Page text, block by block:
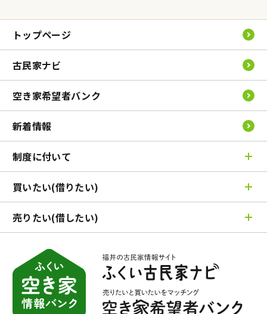
トップページ
古民家ナビ
空き家希望者バンク
新着情報
制度に付いて
空き家バンク制度とは
古民家ナビとは
ふくい空き家情報バンク登録の流れ
よくある質問
各市町の支援制度
買いたい(借りたい)
売りたい(借したい)TOP
条件で検索
エリアで検索
地図で検索
契約までの流れ
専門家の紹介
売りたい(借したい)
売りたい(借したい)TOP
契約までの流れ
相談窓口の紹介
空き家希望者バンク